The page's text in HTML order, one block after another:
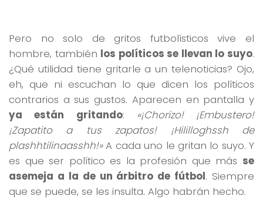
Pero no solo de gritos futbolísticos vive el
hombre, también los políticos se llevan lo suyo.
¿Qué utilidad tiene gritarle a un telenoticias? Ojo,
eh, que ni escuchan lo que dicen los políticos
contrarios a sus gustos. Aparecen en pantalla y
ya están gritando: «¡Chorizo! ¡Embustero!
¡Zapatito a tus zapatos! ¡Hililloghssh de
plashhtilinaasshh!»A cada uno le gritan lo suyo. Y
es que ser político es la profesión que más se
asemeja a la de un árbitro de fútbol. Siempre
que se puede, se les insulta. Algo habrán hecho.